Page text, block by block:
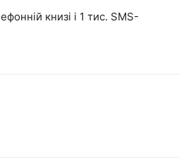
книзі і 1 тис. SMS-